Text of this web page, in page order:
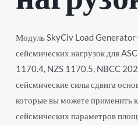
Модуль SkyCiv Load Generator
сейсмических нагрузок для
1170.4, NZS 1170.5, NBCC
сейсмические силы сдвига
которые вы можете применить
сейсмических параметров